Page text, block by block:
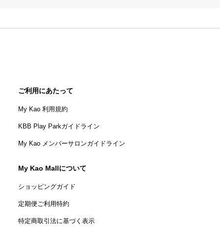
ご利用にあたって
My Kao 利用規約
KBB Play Parkガイドライン
My Kao メンバーサロンガイドライン
My Kao Mallについて
ショッピングガイド
定期便ご利用特約
特定商取引法に基づく表示